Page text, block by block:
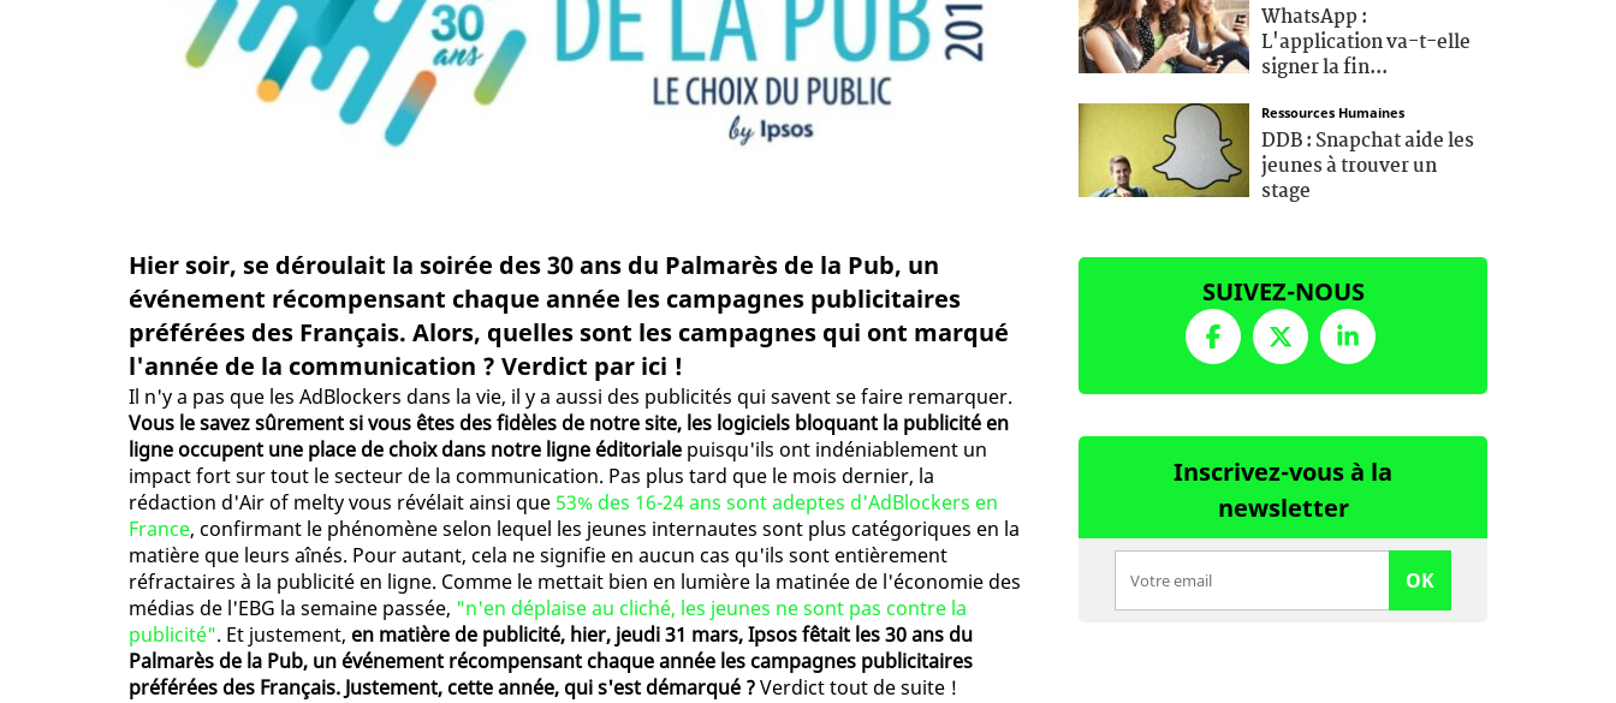
Hier soir, se déroulait la soirée des 30 ans du Palmarès de la Pub, un
événement récompensant chaque année les campagnes publicitaires
préférées des Français. Alors, quelles sont les campagnes qui ont marqué
l'année de la communication ? Verdict par ici !
Il n'y a pas que les AdBlockers dans la vie, il y a aussi des publicités qui savent se faire remarquer.
Vous le savez sûrement si vous êtes des fidèles de notre site, les logiciels bloquant la publicité en
ligne occupent une place de choix dans notre ligne éditoriale puisqu'ils ont indéniablement un
impact fort sur tout le secteur de la communication. Pas plus tard que le mois dernier, la
rédaction d'Air of melty vous révélait ainsi que 53% des 16-24 ans sont adeptes d'AdBlockers en
France, confirmant le phénomène selon lequel les jeunes internautes sont plus catégoriques en la
matière que leurs aînés. Pour autant, cela ne signifie en aucun cas qu'ils sont entièrement
réfractaires à la publicité en ligne. Comme le mettait bien en lumière la matinée de l'économie des
médias de l'EBG la semaine passée, "n'en déplaise au cliché, les jeunes ne sont pas contre la
publicité". Et justement, en matière de publicité, hier, jeudi 31 mars, Ipsos fêtait les 30 ans du
Palmarès de la Pub, un événement récompensant chaque année les campagnes publicitaires
préférées des Français. Justement, cette année, qui s'est démarqué ?Verdict tout de suite !
WhatsApp :
L'application va-t-elle
signer la fin...
Ressources Humaines
DDB : Snapchat aide les
jeunes à trouver un
stage
SUIVEZ-NOUS
Inscrivez-vous à la
newsletter
OK